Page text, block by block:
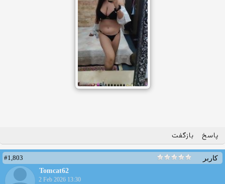
پاسخ بازگفت
کاربر
#1,803
Tomcat62
2 Feb 2026 13:30